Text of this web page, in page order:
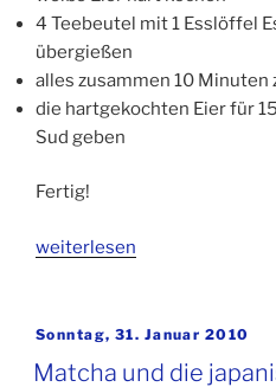
4 Teebeutel mit 1 Esslöffel
übergießen
alles zusammen 10 Minuten
die hartgekochten Eier für
Sud geben
Fertig!
„Ostereier
mit
Tee“
weiterlesen
Veröffentlicht
Sonntag, 31. Januar 2010
Matcha und die